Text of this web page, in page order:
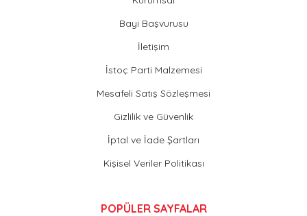
Bayi Başvurusu
İletişim
İstoç Parti Malzemesi
Mesafeli Satış Sözleşmesi
Gizlilik ve Güvenlik
İptal ve İade Şartları
Kişisel Veriler Politikası
POPÜLER SAYFALAR